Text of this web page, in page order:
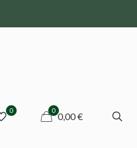
0 0
0,00 €